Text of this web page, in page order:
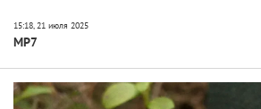
МР7